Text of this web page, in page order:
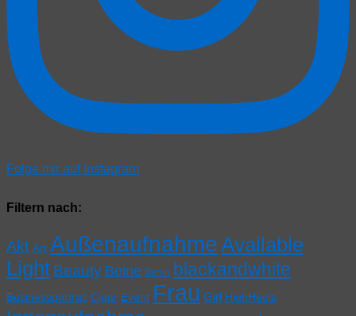
Folge mir auf Instagram
Filtern nach:
Akt Art AußenaufnahmeAvailable
Light Beauty Beine Berlin blackandwhite
Businessportrait Cigar Event Frau Girl HighHeels